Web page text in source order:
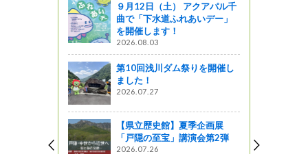
９月12日（土） アクアパル千
曲で「下水道ふれあいデー」
を開催します！
2026.08.03
第10回浅川ダム祭りを開催し
ました！
2026.07.27
【県立歴史館】夏季企画展
「戸隠の至宝」講演会第2弾
2026.07.26